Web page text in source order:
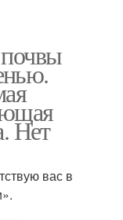
Нет
вас в